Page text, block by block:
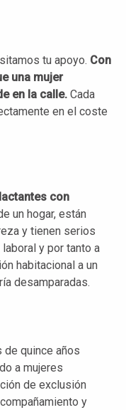
tu apoyo. Con
una mujer
en la calle. Cada
en el coste
con
un hogar, están
y tienen serios
y por tanto a
habitacional a un
desamparadas.
de quince años
a mujeres
de exclusión
y